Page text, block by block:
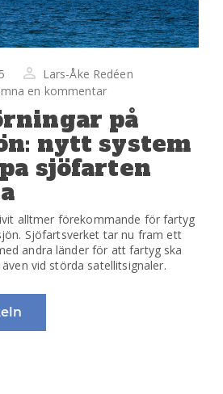
Lars-Åke Redéen
en kommentar
på
nytt system
sjöfarten
alltmer förekommande för fartyg
Sjöfartsverket tar nu fram ett
andra länder för att fartyg ska
vid störda satellitsignaler.